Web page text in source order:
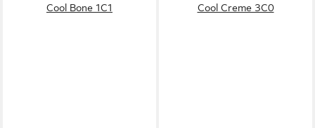
Cool Bone 1C1
Cool Creme 3C0